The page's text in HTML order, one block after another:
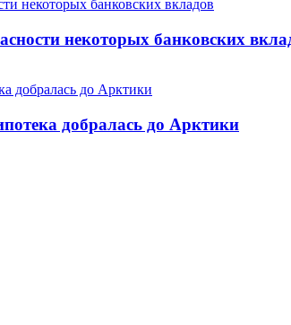
некоторых банковских
добралась до Арктики